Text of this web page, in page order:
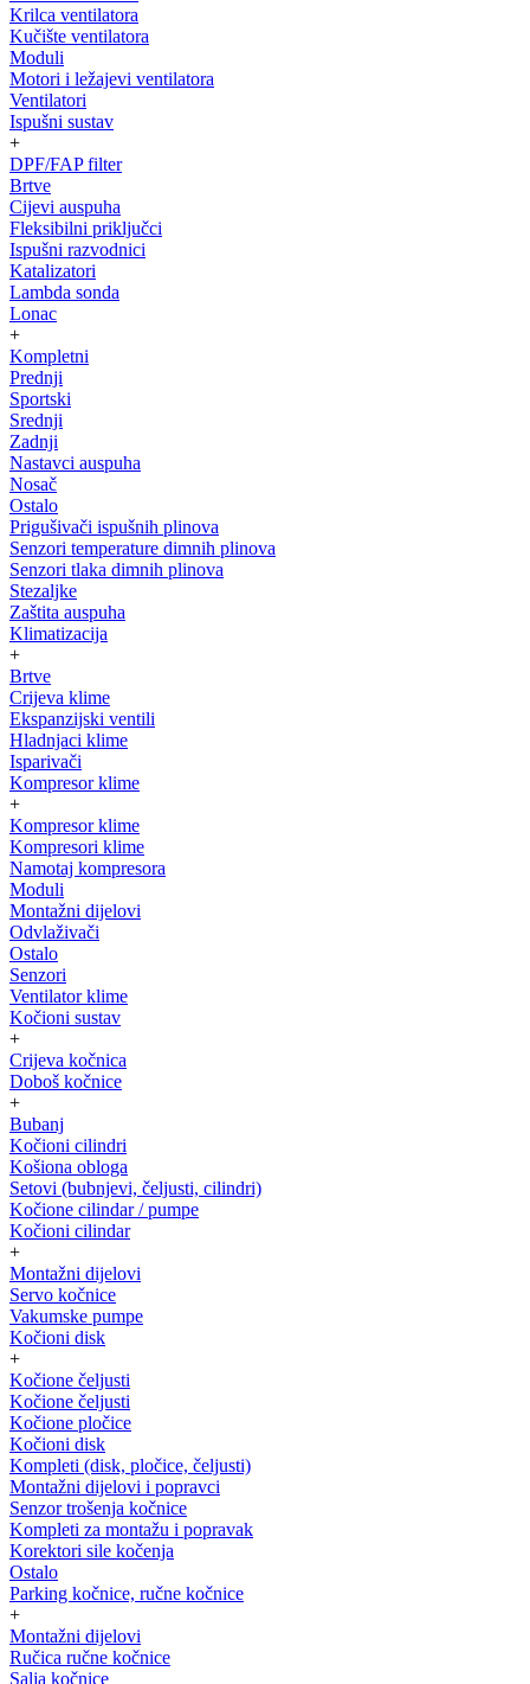
Krilca ventilatora
Kučište ventilatora
Moduli
Motori i ležajevi ventilatora
Ventilatori
Ispušni sustav
+
DPF/FAP filter
Brtve
Cijevi auspuha
Fleksibilni priključci
Ispušni razvodnici
Katalizatori
Lambda sonda
Lonac
+
Kompletni
Prednji
Sportski
Srednji
Zadnji
Nastavci auspuha
Nosač
Ostalo
Prigušivači ispušnih plinova
Senzori temperature dimnih plinova
Senzori tlaka dimnih plinova
Stezaljke
Zaštita auspuha
Klimatizacija
+
Brtve
Crijeva klime
Ekspanzijski ventili
Hladnjaci klime
Isparivači
Kompresor klime
+
Kompresor klime
Kompresori klime
Namotaj kompresora
Moduli
Montažni dijelovi
Odvlaživači
Ostalo
Senzori
Ventilator klime
Kočioni sustav
+
Crijeva kočnica
Doboš kočnice
+
Bubanj
Kočioni cilindri
Košiona obloga
Setovi (bubnjevi, čeljusti, cilindri)
Kočione cilindar / pumpe
Kočioni cilindar
+
Montažni dijelovi
Servo kočnice
Vakumske pumpe
Kočioni disk
+
Kočione čeljusti
Kočione čeljusti
Kočione pločice
Kočioni disk
Kompleti (disk, pločice, čeljusti)
Montažni dijelovi i popravci
Senzor trošenja kočnice
Kompleti za montažu i popravak
Korektori sile kočenja
Ostalo
Parking kočnice, ručne kočnice
+
Montažni dijelovi
Ručica ručne kočnice
Salja kočnice